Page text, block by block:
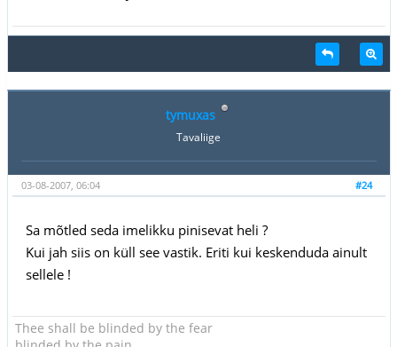
tymuxas
Tavaliige
#24
03-08-2007, 06:04
Sa mõtled seda imelikku pinisevat heli ?
Kui jah siis on küll see vastik. Eriti kui keskenduda ainult
sellele !
Thee shall be blinded by the fear